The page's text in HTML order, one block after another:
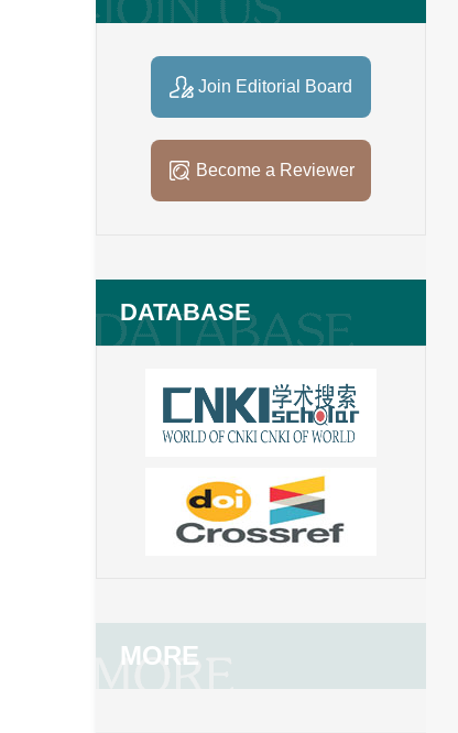
Join Editorial Board
Become a Reviewer
DATABASE
MORE